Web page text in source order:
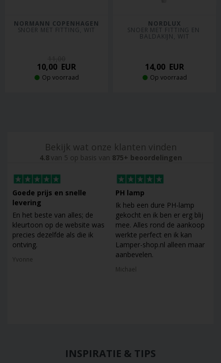
NORMANN COPENHAGEN
SNOER MET FITTING, WIT
10,00 EUR
Op voorraad
NORDLUX
SNOER MET FITTING EN
BALDAKIJN, WIT
14,00 EUR
Op voorraad
Bekijk wat onze klanten vinden
4.8van 5 op basis van 875+ beoordelingen
Goede prijs en snelle
levering
En het beste van alles; de
kleurtoon op de website was
precies dezelfde als die ik
ontving.
Yvonne
PH lamp
Ik heb een dure PH-lamp
gekocht en ik ben er erg blij
mee. Alles rond de aankoop
werkte perfect en ik kan
Lamper-shop.nl alleen maar
aanbevelen.
Michael
INSPIRATIE & TIPS